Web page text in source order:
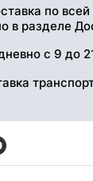
по
в разделе
с 9 до